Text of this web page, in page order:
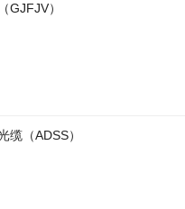
GJFJV）
缆（ADSS）